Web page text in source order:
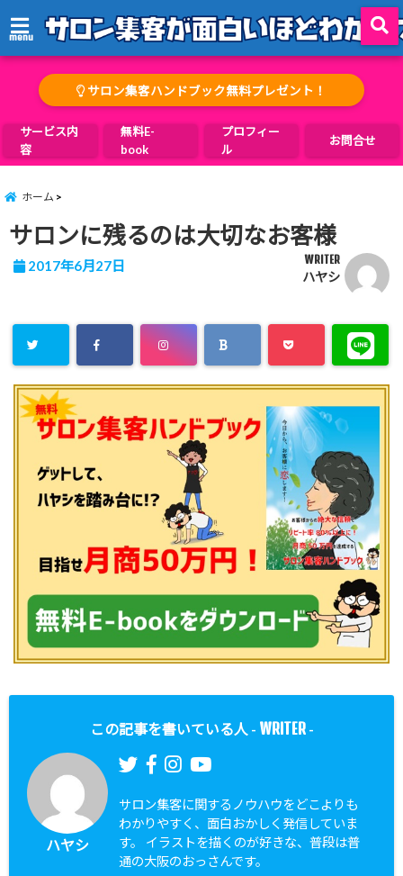
menu
サロン集客ハンドブック無料プレゼント！
サービス内
容
無料E-
book
プロフィー
ル
お問合せ
ホーム
サロンに残るのは大切なお客様
2017年6月27日 WRITER
ハヤシ
この記事を書いている人 - WRITER-
ハヤシ
サロン集客に関するノウハウをどこよりも
わかりやすく、面白おかしく発信していま
す。 イラストを描くのが好きな、普段は普
通の大阪のおっさんです。